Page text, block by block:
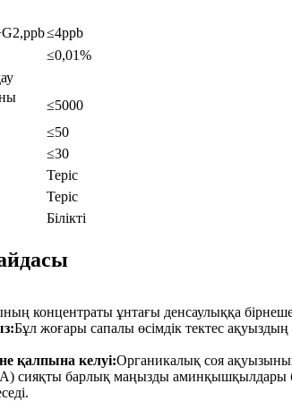
≤4ppb
≤0,01%
≤5000
≤50
≤30
Теріс
Теріс
Білікті
концентраты ұнтағы денсаулыққа бірнеше
Бұл жоғары сапалы өсімдік тектес
қалпына келуі:Органикалық соя
барлық маңызды аминқышқылдары